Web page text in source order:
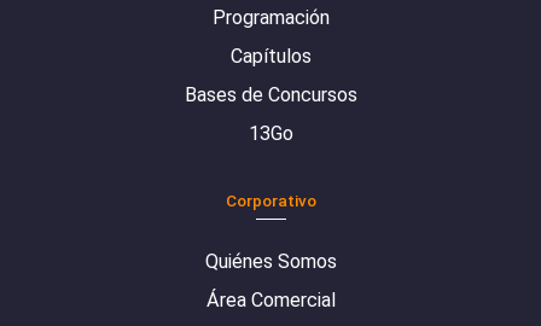
Programación
Capítulos
Bases de Concursos
13Go
Corporativo
Quiénes Somos
Área Comercial